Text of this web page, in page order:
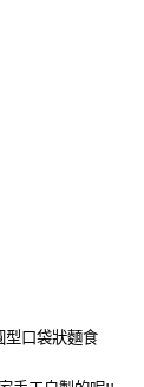
型口袋狀麵食